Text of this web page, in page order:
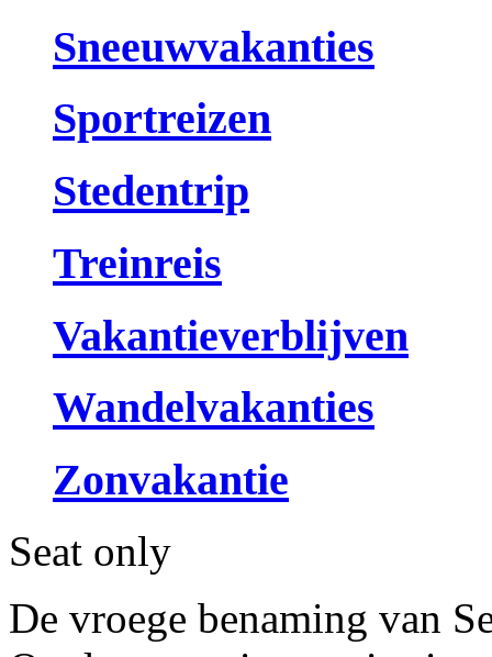
Sneeuwvakanties
Sportreizen
Stedentrip
Treinreis
Vakantieverblijven
Wandelvakanties
Zonvakantie
Seat only
De vroege benaming van